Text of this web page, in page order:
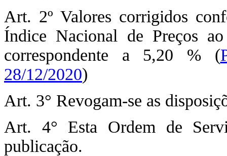
Art. 2º Valores corrigidos
Índice Nacional de Preços
correspondente a 5,20 % (
28/12/2020)
Art. 3° Revogam-se as
Art. 4° Esta Ordem de
publicação.